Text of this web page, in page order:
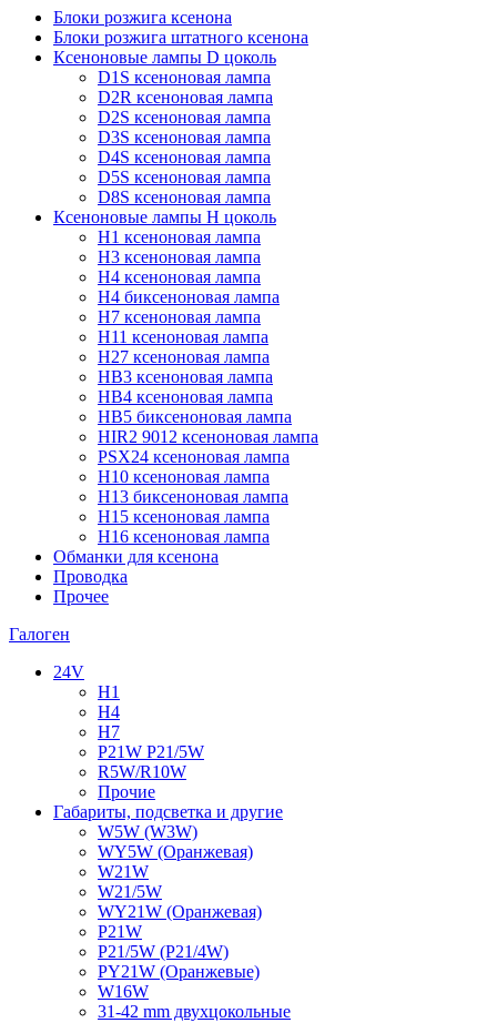
Блоки розжига ксенона
Блоки розжига штатного ксенона
Ксеноновые лампы D цоколь
D1S ксеноновая лампа
D2R ксеноновая лампа
D2S ксеноновая лампа
D3S ксеноновая лампа
D4S ксеноновая лампа
D5S ксеноновая лампа
D8S ксеноновая лампа
Ксеноновые лампы Н цоколь
H1 ксеноновая лампа
H3 ксеноновая лампа
H4 ксеноновая лампа
H4 биксеноновая лампа
H7 ксеноновая лампа
H11 ксеноновая лампа
H27 ксеноновая лампа
HB3 ксеноновая лампа
HB4 ксеноновая лампа
HB5 биксеноновая лампа
HIR2 9012 ксеноновая лампа
PSX24 ксеноновая лампа
H10 ксеноновая лампа
H13 биксеноновая лампа
H15 ксеноновая лампа
H16 ксеноновая лампа
Обманки для ксенона
Проводка
Прочее
Галоген
24V
H1
H4
H7
P21W P21/5W
R5W/R10W
Прочие
Габариты, подсветка и другие
W5W (W3W)
WY5W (Оранжевая)
W21W
W21/5W
WY21W (Оранжевая)
P21W
P21/5W (P21/4W)
PY21W (Оранжевые)
W16W
31-42 mm двухцокольные